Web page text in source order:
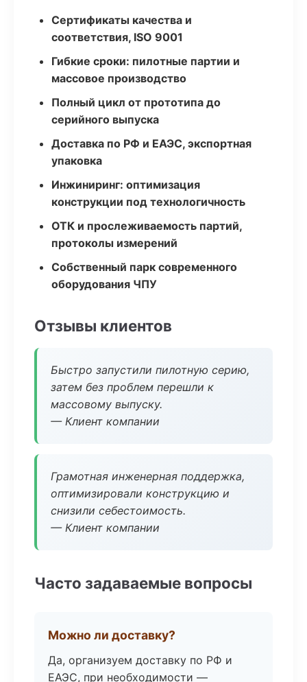
Сертификаты качества и
соответствия, ISO 9001
Гибкие сроки: пилотные партии и
массовое производство
Полный цикл от прототипа до
серийного выпуска
Доставка по РФ и ЕАЭС, экспортная
упаковка
Инжиниринг: оптимизация
конструкции под технологичность
ОТК и прослеживаемость партий,
протоколы измерений
Собственный парк современного
оборудования ЧПУ
Отзывы клиентов
Быстро запустили пилотную серию,
затем без проблем перешли к
массовому выпуску.
— Клиент компании
Грамотная инженерная поддержка,
оптимизировали конструкцию и
снизили себестоимость.
— Клиент компании
Часто задаваемые вопросы
Можно ли доставку?
Да, организуем доставку по РФ и
ЕАЭС, при необходимости —